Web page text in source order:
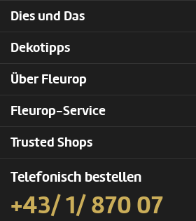
Dies und Das
Dekotipps
Über Fleurop
Fleurop-Service
Trusted Shops
Telefonisch bestellen
+43/ 1/ 870 07